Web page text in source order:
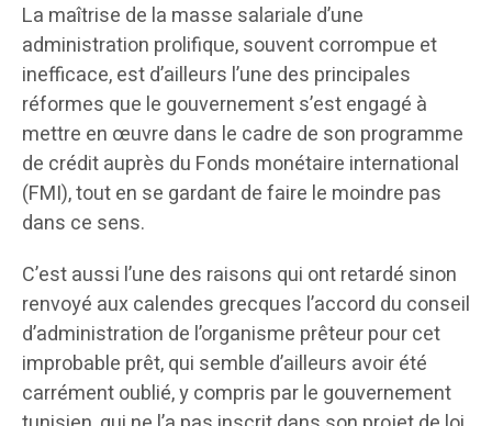
La maîtrise de la masse salariale d’une
administration prolifique, souvent corrompue et
inefficace, est d’ailleurs l’une des principales
réformes que le gouvernement s’est engagé à
mettre en œuvre dans le cadre de son programme
de crédit auprès du Fonds monétaire international
(FMI), tout en se gardant de faire le moindre pas
dans ce sens.
C’est aussi l’une des raisons qui ont retardé sinon
renvoyé aux calendes grecques l’accord du conseil
d’administration de l’organisme prêteur pour cet
improbable prêt, qui semble d’ailleurs avoir été
carrément oublié, y compris par le gouvernement